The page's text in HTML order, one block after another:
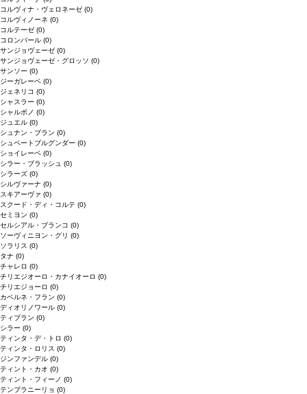
コルヴィナ・ヴェロネーゼ (0)
コルヴィノーネ (0)
コルテーゼ (0)
コロンバール (0)
サンジョヴェーゼ (0)
サンジョヴェーゼ・グロッソ (0)
サンソー (0)
ジーガレーベ (0)
ジェネリコ (0)
シャスラー (0)
シャルボノ (0)
ジュエル (0)
シュナン・ブラン (0)
シュペートブルグンダー (0)
ショイレーベ (0)
シラー・ブラッシュ (0)
シラーズ (0)
シルヴァーナ (0)
スキアーヴァ (0)
スクード・ディ・コルテ (0)
セミヨン (0)
セルシアル・ブランコ (0)
ソーヴィニヨン・グリ (0)
ソラリス (0)
タナ (0)
チャレロ (0)
チリエジオーロ・カナイオーロ (0)
チリエジョーロ (0)
カベルネ・フラン (0)
ディオリノワール (0)
ティブラン (0)
シラー (0)
ティンタ・デ・トロ (0)
ティンタ・ロリス (0)
ジンファンデル (0)
ティント・カオ (0)
ティント・フィーノ (0)
テンプラニーリョ (0)